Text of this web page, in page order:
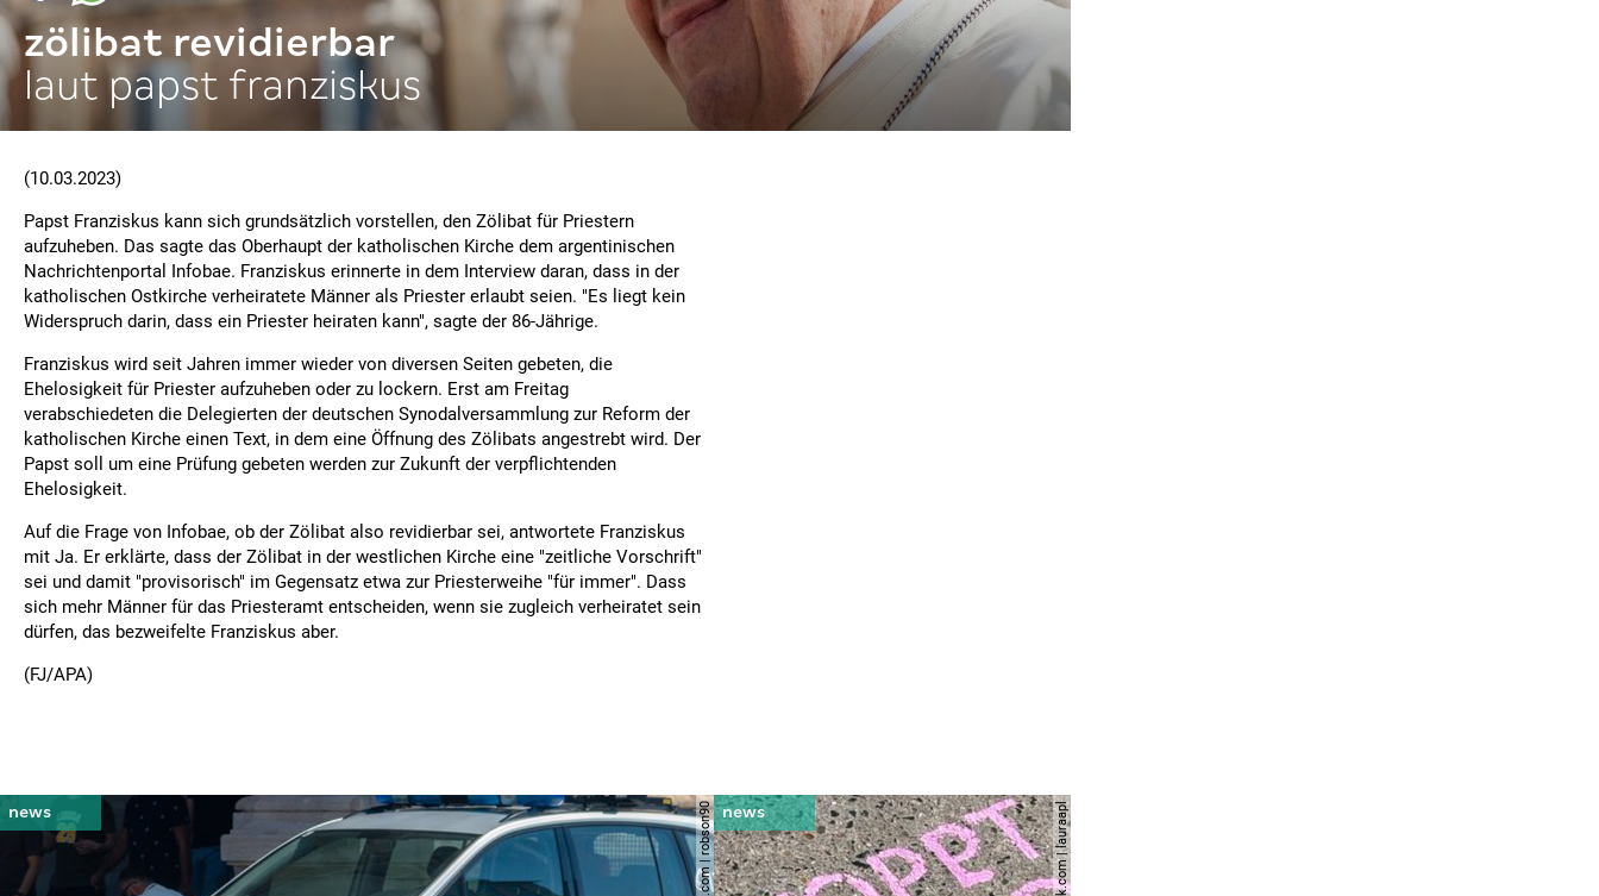
zölibat revidierbar
laut papst franziskus
(10.03.2023)
Papst Franziskus kann sich grundsätzlich vorstellen, den Zölibat für Priestern
aufzuheben. Das sagte das Oberhaupt der katholischen Kirche dem argentinischen
Nachrichtenportal Infobae. Franziskus erinnerte in dem Interview daran, dass in der
katholischen Ostkirche verheiratete Männer als Priester erlaubt seien. "Es liegt kein
Widerspruch darin, dass ein Priester heiraten kann", sagte der 86-Jährige.
Franziskus wird seit Jahren immer wieder von diversen Seiten gebeten, die
Ehelosigkeit für Priester aufzuheben oder zu lockern. Erst am Freitag
verabschiedeten die Delegierten der deutschen Synodalversammlung zur Reform der
katholischen Kirche einen Text, in dem eine Öffnung des Zölibats angestrebt wird. Der
Papst soll um eine Prüfung gebeten werden zur Zukunft der verpflichtenden
Ehelosigkeit.
Auf die Frage von Infobae, ob der Zölibat also revidierbar sei, antwortete Franziskus
mit Ja. Er erklärte, dass der Zölibat in der westlichen Kirche eine "zeitliche Vorschrift"
sei und damit "provisorisch" im Gegensatz etwa zur Priesterweihe "für immer". Dass
sich mehr Männer für das Priesteramt entscheiden, wenn sie zugleich verheiratet sein
dürfen, das bezweifelte Franziskus aber.
(FJ/APA)